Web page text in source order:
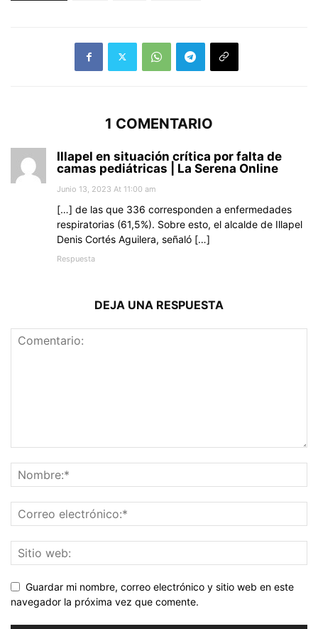
1 COMENTARIO
Illapel en situación crítica por falta de
camas pediátricas | La Serena Online
Junio 13, 2023 At 11:00 am
[…] de las que 336 corresponden a enfermedades
respiratorias (61,5%). Sobre esto, el alcalde de Illapel
Denis Cortés Aguilera, señaló […]
Respuesta
DEJA UNA RESPUESTA
Guardar mi nombre, correo electrónico y sitio web en este
navegador la próxima vez que comente.